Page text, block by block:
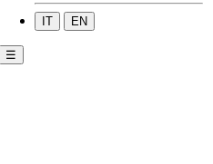
IT EN
☰